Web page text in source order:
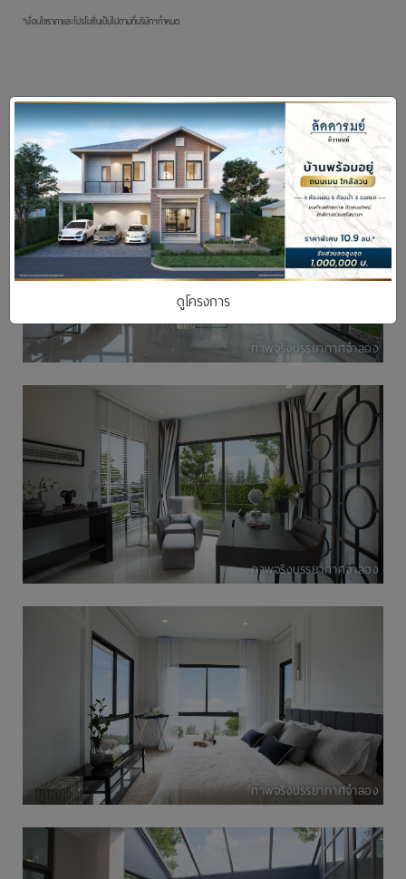
ดูโครงการ
*เงื่อนไขราคาและโปรโมชั่นเป็นไปตามที่บริษัทฯกำหนด
อัลบั้มภาพ
ภาพจริงบรรยากาศจำลอง
ภาพจริงบรรยากาศจำลอง
ภาพจริงบรรยากาศจำลอง